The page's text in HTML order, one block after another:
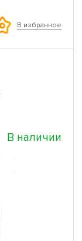
В избранное
В наличии